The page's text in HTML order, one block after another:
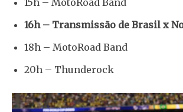
16h – Transmissão de Brasil x
18h – MotoRoad Band
20h – Thunderock